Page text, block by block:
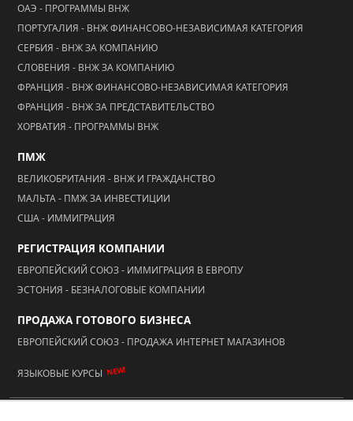
ОАЭ - ПРОГРАММЫ ВНЖ
ПОРТУГАЛИЯ - ВНЖ ФИНАНСОВО-НЕЗАВИСИМАЯ КАТЕГОРИЯ
СЕРБИЯ - ВНЖ ЗА КОМПАНИЮ
СЛОВЕНИЯ - ВНЖ ЗА КОМПАНИЮ
ФРАНЦИЯ - ВНЖ ФИНАНСОВО-НЕЗАВИСИМАЯ КАТЕГОРИЯ
ФРАНЦИЯ - ВНЖ ЗА ПРЕДСТАВИТЕЛЬСТВО
ХОРВАТИЯ - ПРОГРАММЫ ВНЖ
ПМЖ
ВЕЛИКОБРИТАНИЯ - ВНЖ И ГРАЖДАНСТВО
МАЛЬТА - ПМЖ ЗА ИНВЕСТИЦИИ
США - ИММИГРАЦИЯ
РЕГИСТРАЦИЯ КОМПАНИИ
ЕВРОПЕЙСКИЙ СОЮЗ - ИММИГРАЦИЯ В ЕВРОПУ
ЭСТОНИЯ - БЕЗНАЛОГОВЫЕ КОМПАНИИ
ПРОДАЖА ГОТОВОГО БИЗНЕСА
ЕВРОПЕЙСКИЙ СОЮЗ - ПРОДАЖА ИНТЕРНЕТ МАГАЗИНОВ
ЯЗЫКОВЫЕ КУРСЫ NEW!